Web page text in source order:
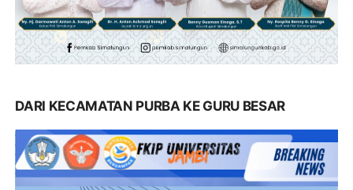
DARI KECAMATAN PURBA KE GURU BESAR